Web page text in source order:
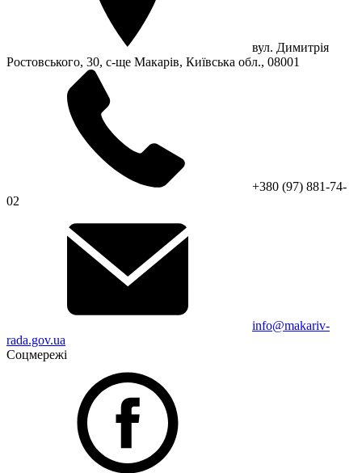
вул. Димитрія
Ростовського, 30, с-ще Макарів, Київська обл., 08001
+380 (97) 881-74-
02
info@makariv-
rada.gov.ua
Соцмережі